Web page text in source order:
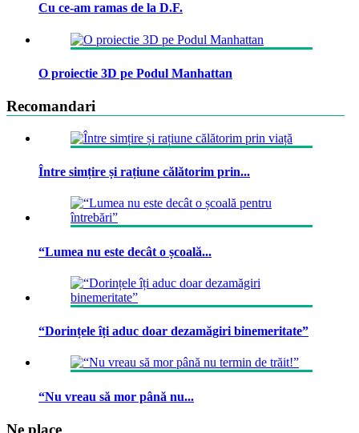
Cu ce-am ramas de la D.F.
O proiectie 3D pe Podul Manhattan
Recomandari
Între simțire și rațiune călătorim prin...
“Lumea nu este decât o școală...
“Dorințele îți aduc doar dezamăgiri binemeritate”
“Nu vreau să mor până nu...
Ne place